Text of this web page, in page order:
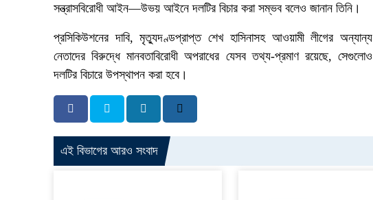
সন্ত্রাসবিরোধী আইন—উভয় আইনে দলটির বিচার করা সম্ভব বলেও জানান তিনি।
প্রসিকিউশনের দাবি, মৃত্যুদণ্ডপ্রাপ্ত শেখ হাসিনাসহ আওয়ামী লীগের অন্যান্য
নেতাদের বিরুদ্ধে মানবতাবিরোধী অপরাধের যেসব তথ্য-প্রমাণ রয়েছে, সেগুলোও
দলটির বিচারে উপস্থাপন করা হবে।
এই বিভাগের আরও সংবাদ